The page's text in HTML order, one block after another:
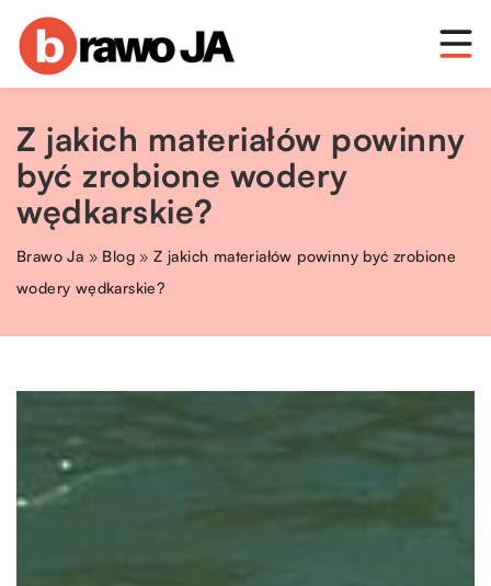
Z jakich materiałów powinny
być zrobione wodery
wędkarskie?
Brawo Ja » Blog »Z jakich materiałów powinny być zrobione
wodery wędkarskie?